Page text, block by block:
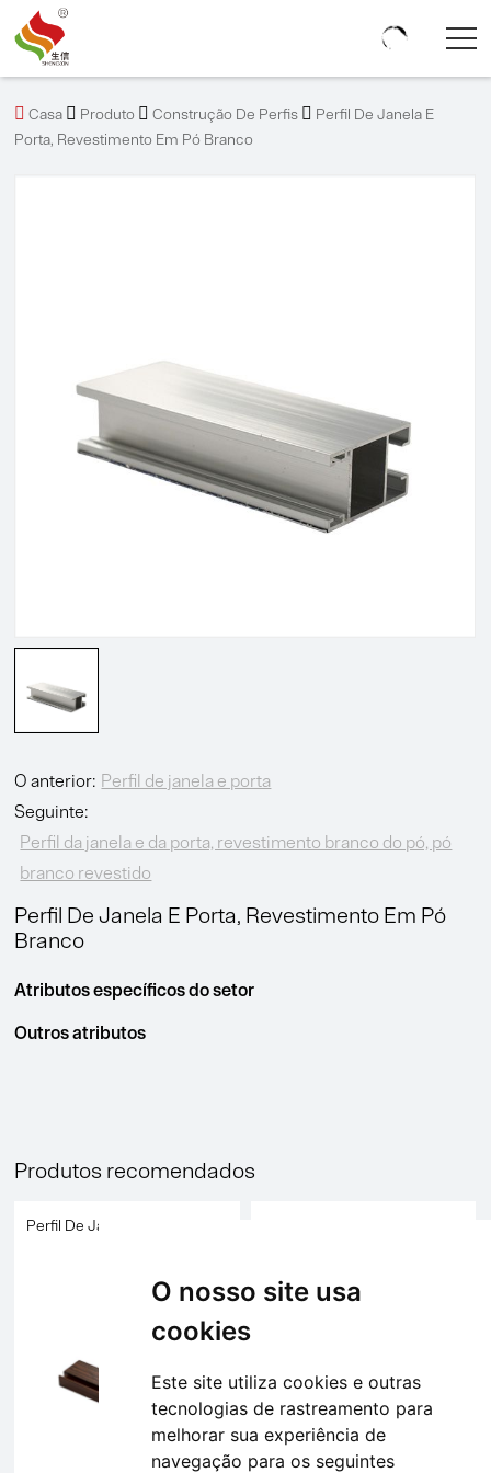
O nosso site usa
cookies
Este site utiliza cookies e outras
tecnologias de rastreamento para
melhorar sua experiência de
navegação para os seguintes
 Casa  Produto  Construção De Perfis  Perfil De Janela E
Porta, Revestimento Em Pó Branco
Perfil De Janela E Porta, Revestimento Em Pó
Branco
Atributos específicos do setor
Outros atributos
O anterior: Perfil de janela e porta
Seguinte:
Perfil da janela e da porta, revestimento branco do pó, pó
branco revestido
Produtos recomendados
Perfil De Janela E Porta